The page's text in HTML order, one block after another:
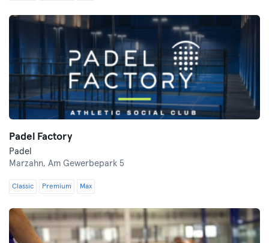
Padel Factory
Padel
Marzahn, Am Gewerbepark 5
Classic Premium Max